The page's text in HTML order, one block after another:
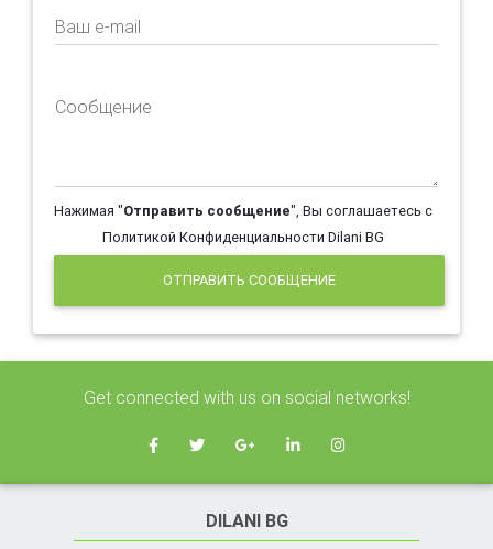
Ваш e-mail
Сообщение
Нажимая "Отправить сообщение", Вы соглашаетесь с
Политикой Конфиденциальности Dilani BG
ОТПРАВИТЬ СООБЩЕНИЕ
Get connected with us on social networks!
DILANI BG